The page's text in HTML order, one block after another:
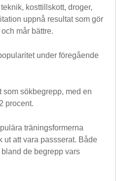
kosttillskott, droger,
uppnå resultat som gör
mår bättre.
under föregående
som sökbegrepp, med en
procent.
träningsformerna
ut att vara passserat. Både
de begrepp vars